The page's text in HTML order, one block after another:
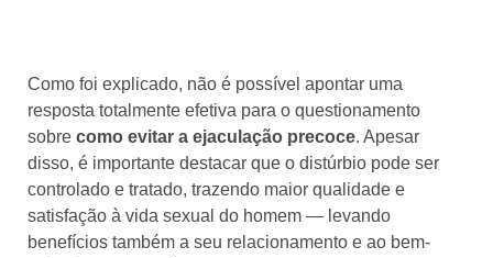
Como foi explicado, não é possível apontar uma
resposta totalmente efetiva para o questionamento
sobre como evitar a ejaculação precoce. Apesar
disso, é importante destacar que o distúrbio pode ser
controlado e tratado, trazendo maior qualidade e
satisfação à vida sexual do homem — levando
benefícios também a seu relacionamento e ao bem-